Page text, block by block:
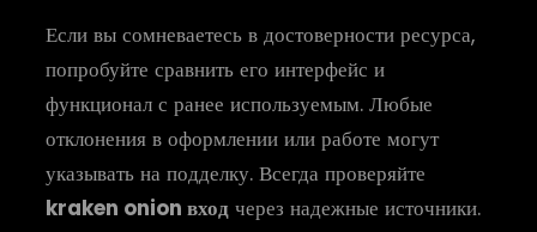
Если вы сомневаетесь в достоверности ресурса,
попробуйте сравнить его интерфейс и
функционал с ранее используемым. Любые
отклонения в оформлении или работе могут
указывать на подделку. Всегда проверяйте
kraken onion вход через надежные источники.